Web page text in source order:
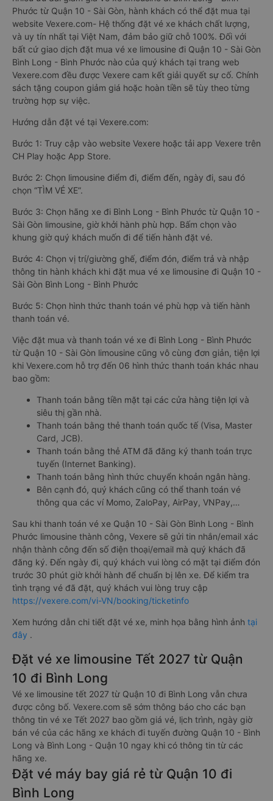
Phước từ Quận 10 - Sài Gòn, hành khách có thể đặt mua tại
website Vexere.com- Hệ thống đặt vé xe khách chất lượng,
và uy tín nhất tại Việt Nam, đảm bảo giữ chỗ 100%. Đối với
bất cứ giao dịch đặt mua vé xe limousine đi Quận 10 - Sài Gòn
Bình Long - Bình Phước nào của quý khách tại trang web
Vexere.com đều được Vexere cam kết giải quyết sự cố. Chính
sách tặng coupon giảm giá hoặc hoàn tiền sẽ tùy theo từng
trường hợp sự việc.
Hướng dẫn đặt vé tại Vexere.com:
Bước 1: Truy cập vào website Vexere hoặc tải app Vexere trên
CH Play hoặc App Store.
Bước 2: Chọn limousine điểm đi, điểm đến, ngày đi, sau đó
chọn “TÌM VÉ XE”.
Bước 3: Chọn hãng xe đi Bình Long - Bình Phước từ Quận 10 -
Sài Gòn limousine, giờ khởi hành phù hợp. Bấm chọn vào
khung giờ quý khách muốn đi để tiến hành đặt vé.
Bước 4: Chọn vị trí/giường ghế, điểm đón, điểm trả và nhập
thông tin hành khách khi đặt mua vé xe limousine đi Quận 10 -
Sài Gòn Bình Long - Bình Phước
Bước 5: Chọn hình thức thanh toán vé phù hợp và tiến hành
thanh toán vé.
Việc đặt mua và thanh toán vé xe đi Bình Long - Bình Phước
từ Quận 10 - Sài Gòn limousine cũng vô cùng đơn giản, tiện lợi
khi Vexere.com hỗ trợ đến 06 hình thức thanh toán khác nhau
bao gồm:
Thanh toán bằng tiền mặt tại các cửa hàng tiện lợi và
siêu thị gần nhà.
Thanh toán bằng thẻ thanh toán quốc tế (Visa, Master
Card, JCB).
Thanh toán bằng thẻ ATM đã đăng ký thanh toán trực
tuyến (Internet Banking).
Thanh toán bằng hình thức chuyển khoản ngân hàng.
Bên cạnh đó, quý khách cũng có thể thanh toán vé
thông qua các ví Momo, ZaloPay, AirPay, VNPay,…
Sau khi thanh toán vé xe Quận 10 - Sài Gòn Bình Long - Bình
Phước limousine thành công, Vexere sẽ gửi tin nhắn/email xác
nhận thành công đến số điện thoại/email mà quý khách đã
đăng ký. Đến ngày đi, quý khách vui lòng có mặt tại điểm đón
trước 30 phút giờ khởi hành để chuẩn bị lên xe. Để kiểm tra
tình trạng vé đã đặt, quý khách vui lòng truy cập
https://vexere.com/vi-VN/booking/ticketinfo
Xem hướng dẫn chi tiết đặt vé xe, minh họa bằng hình ảnh tại
đây .
Đặt vé xe limousine Tết 2027 từ Quận
10 đi Bình Long
Vé xe limousine tết 2027 từ Quận 10 đi Bình Long vẫn chưa
được công bố. Vexere.com sẽ sớm thông báo cho các bạn
thông tin vé xe Tết 2027 bao gồm giá vé, lịch trình, ngày giờ
bán vé của các hãng xe khách đi tuyến đường Quận 10 - Bình
Long và Bình Long - Quận 10 ngay khi có thông tin từ các
hãng xe.
Đặt vé máy bay giá rẻ từ Quận 10 đi
Bình Long